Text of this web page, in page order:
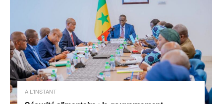
A L'INSTANT